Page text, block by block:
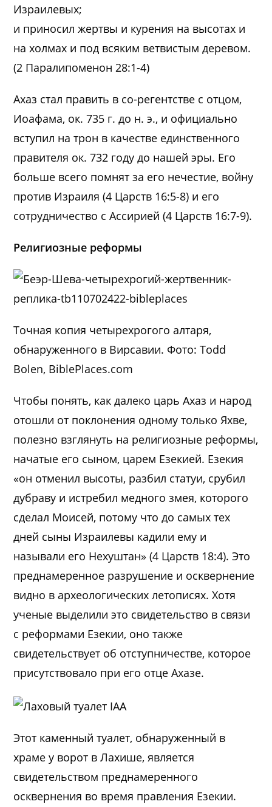
Израилевых;
и приносил жертвы и курения на высотах и
на холмах и под всяким ветвистым деревом.
(2 Паралипоменон 28:1-4)
Ахаз стал править в со-регентстве с отцом,
Иоафама, ок. 735 г. до н. э., и официально
вступил на трон в качестве единственного
правителя ок. 732 году до нашей эры. Его
больше всего помнят за его нечестие, войну
против Израиля (4 Царств 16:5-8) и его
сотрудничество с Ассирией (4 Царств 16:7-9).
Религиозные реформы
Точная копия четырехрогого алтаря,
обнаруженного в Вирсавии. Фото: Todd
Bolen, BiblePlaces.com
Чтобы понять, как далеко царь Ахаз и народ
отошли от поклонения одному только Яхве,
полезно взглянуть на религиозные реформы,
начатые его сыном, царем Езекией. Езекия
«он отменил высоты, разбил статуи, срубил
дубраву и истребил медного змея, которого
сделал Моисей, потому что до самых тех
дней сыны Израилевы кадили ему и
называли его Нехуштан» (4 Царств 18:4). Это
преднамеренное разрушение и осквернение
видно в археологических летописях. Хотя
ученые выделили это свидетельство в связи
с реформами Езекии, оно также
свидетельствует об отступничестве, которое
присутствовало при его отце Ахазе.
Этот каменный туалет, обнаруженный в
храме у ворот в Лахише, является
свидетельством преднамеренного
осквернения во время правления Езекии.